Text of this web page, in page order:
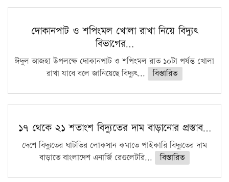
সারা দেশে বজ্রাঘাতে ১৪ জনের প্রাণহানি
কঠোর হচ্ছে এসএসসি ও এইচএসসি পরীক্ষা
ফরিদগঞ্জে আগুনে পুড়লো ৬ ব্যবসা প্রতিষ্ঠান
দোকানপাট ও শপিংমল খোলা রাখা নিয়ে বিদ্যুৎ
বিভাগের…
ঈদুল আজহা উপলক্ষে দোকানপাট ও শপিংমল রাত ১০টা পর্যন্ত খোলা
রাখা যাবে বলে জানিয়েছে বিদ্যুৎ...
বিস্তারিত
১৭ থেকে ২১ শতাংশ বিদ্যুতের দাম বাড়ানোর প্রস্তাব…
দেশে বিদ্যুতের ঘাটতির লোকসান কমাতে পাইকারি বিদ্যুতের দাম
বাড়াতে বাংলাদেশ এনার্জি রেগুলেটরি...
বিস্তারিত